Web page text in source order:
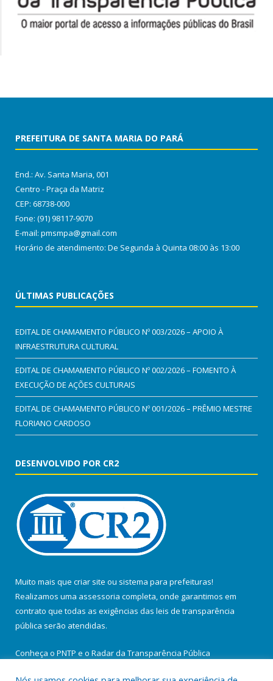
PREFEITURA DE SANTA MARIA DO PARÁ
End.: Av. Santa Maria, 001
Centro - Praça da Matriz
CEP: 68738-000
Fone: (91) 98117-9070
E-mail: pmsmpa@gmail.com
Horário de atendimento: De Segunda à Quinta 08:00 às 13:00
ÚLTIMAS PUBLICAÇÕES
EDITAL DE CHAMAMENTO PÚBLICO Nº 003/2026 – APOIO À
INFRAESTRUTURA CULTURAL
EDITAL DE CHAMAMENTO PÚBLICO Nº 002/2026 – FOMENTO À
EXECUÇÃO DE AÇÕES CULTURAIS
EDITAL DE CHAMAMENTO PÚBLICO Nº 001/2026 – PRÊMIO MESTRE
FLORIANO CARDOSO
DESENVOLVIDO POR CR2
Muito mais que criar site ou sistema para prefeituras!
Realizamos uma assessoria completa, onde garantimos em
contrato que todas as exigências das leis de transparência
pública serão atendidas.
Conheça o PNTP e o Radar da Transparência Pública